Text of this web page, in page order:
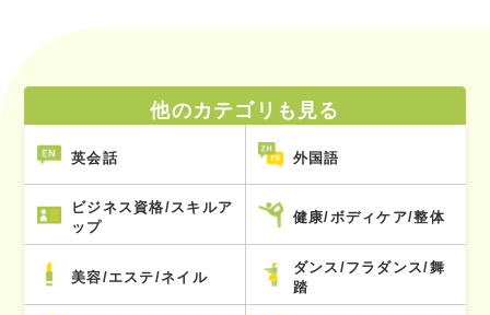
他のカテゴリも見る
英会話 外国語
ビジネス資格/スキルア
ップ
健康/ボディケア/整体
美容/エステ/ネイル
ダンス/フラダンス/舞
踏